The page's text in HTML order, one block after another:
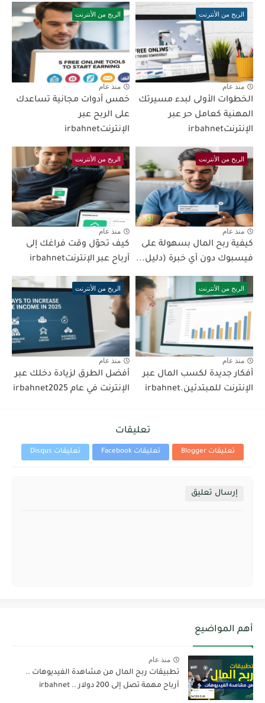
الربح من الأنترنت
منذ عام
الخطوات الأولى لبدء مسيرتك
المهنية كعامل حر عبر
الإنترنتirbahnet
الربح من الأنترنت
منذ عام
خمس أدوات مجانية تساعدك
على الربح عبر
الإنترنتirbahnet
الربح من الأنترنت
منذ عام
كيفية ربح المال بسهولة على
فيسبوك دون أي خبرة (دليل...
الربح من الأنترنت
منذ عام
كيف تحوّل وقت فراغك إلى
أرباح عبر الإنترنتirbahnet
الربح من الأنترنت
منذ عام
أفكار جديدة لكسب المال عبر
الإنترنت للمبتدئين.irbahnet
الربح من الأنترنت
منذ عام
أفضل الطرق لزيادة دخلك عبر
الإنترنت في عام irbahnet2025
تعليقات
تعليقات Blogger تعليقات Facebook تعليقات Disqus
إرسال تعليق
أهم المواضيع
منذ عام
تطبيقات ربح المال من مشاهدة الفيديوهات ..
أرباح مهمة تصل إلى 200 دولار .. irbahnet